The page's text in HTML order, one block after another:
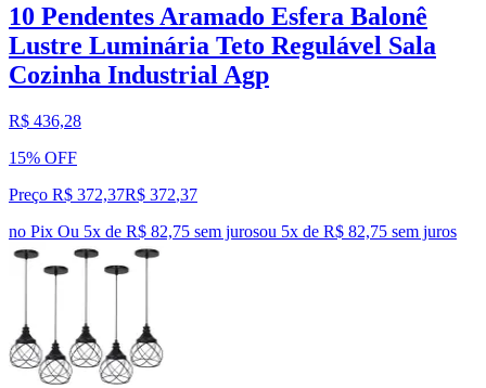
10 Pendentes Aramado Esfera Balonê
Lustre Luminária Teto Regulável Sala
Cozinha Industrial Agp
R$ 436,28
15% OFF
Preço R$ 372,37R$ 372,37
no Pix Ou 5x de R$ 82,75 sem jurosou 5x de R$ 82,75 sem juros